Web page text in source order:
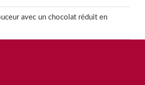
avec un chocolat réduit en